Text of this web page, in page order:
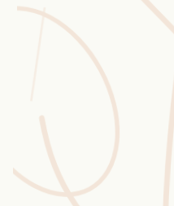
Challenges
Wusstest du?
Sammlungen
Selber machen
Glossar